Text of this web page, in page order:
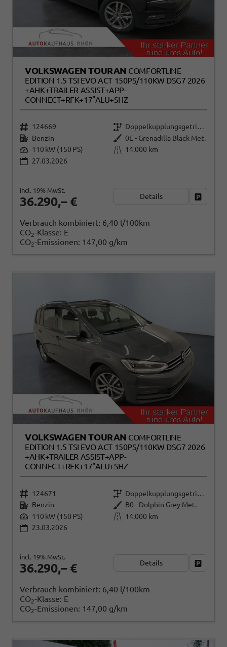
VOLKSWAGEN TOURAN COMFORTLINE
EDITION 1.5 TSI EVO ACT 150PS/110KW DSG7 2026
+AHK+TRAILER ASSIST+APP-
CONNECT+RFK+17"ALU+SHZ
124669
Doppelkupplungsgetriebe (DSG)
Benzin
0E - Grenadilla Black Met.
110 kW (150 PS)
14.000 km
27.03.2026
36.290,– €
incl. 19% MwSt.
Details
Verbrauch kombiniert: 6,40 l/100km
CO2-Klasse: E
CO2-Emissionen: 147,00 g/km
VOLKSWAGEN TOURAN COMFORTLINE
EDITION 1.5 TSI EVO ACT 150PS/110KW DSG7 2026
+AHK+TRAILER ASSIST+APP-
CONNECT+RFK+17"ALU+SHZ
124671
Doppelkupplungsgetriebe (DSG)
Benzin
B0 - Dolphin Grey Met.
110 kW (150 PS)
14.000 km
23.03.2026
36.290,– €
incl. 19% MwSt.
Details
Verbrauch kombiniert: 6,40 l/100km
CO2-Klasse: E
CO2-Emissionen: 147,00 g/km